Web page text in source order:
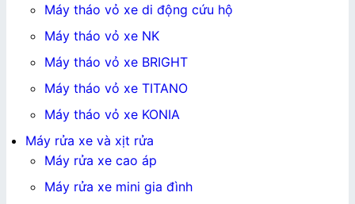
Máy tháo vỏ xe di động cứu hộ
Máy tháo vỏ xe NK
Máy tháo vỏ xe BRIGHT
Máy tháo vỏ xe TITANO
Máy tháo vỏ xe KONIA
Máy rửa xe và xịt rửa
Máy rửa xe cao áp
Máy rửa xe mini gia đình